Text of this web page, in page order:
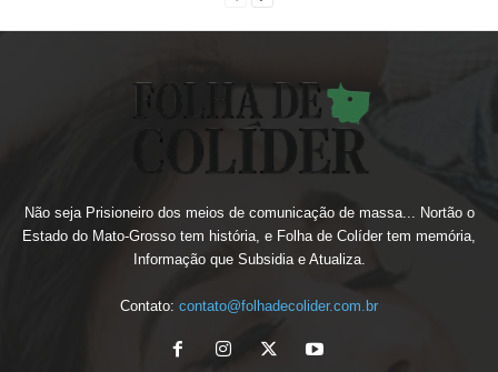
Não seja Prisioneiro dos meios de comunicação de massa... Nortão o
Estado do Mato-Grosso tem história, e Folha de Colíder tem memória,
Informação que Subsidia e Atualiza.
Contato: contato@folhadecolider.com.br